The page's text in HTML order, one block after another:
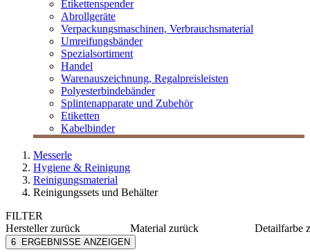
Etikettenspender
Abrollgeräte
Verpackungsmaschinen, Verbrauchsmaterial
Umreifungsbänder
Spezialsortiment
Handel
Warenauszeichnung, Regalpreisleisten
Polyesterbindebänder
Splintenapparate und Zubehör
Etiketten
Kabelbinder
Messerle
Hygiene & Reinigung
Reinigungsmaterial
Reinigungssets und Behälter
FILTER
Herstellerzurück
Lehmann
Material zurück
Detailfarbe
6 ERGEBNISSE ANZEIGEN